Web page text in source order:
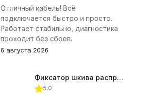
Отличный кабель! Всё
подключается быстро и просто.
Работает стабильно, диагностика
проходит без сбоев.
6 августа 2026
Фиксатор шкива распредвала (Subaru) JTC-4409
5.0